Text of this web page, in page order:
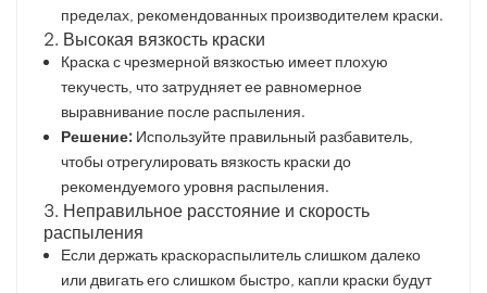
пределах, рекомендованных производителем краски.
2. Высокая вязкость краски
Краска с чрезмерной вязкостью имеет плохую
текучесть, что затрудняет ее равномерное
выравнивание после распыления.
Решение: Используйте правильный разбавитель,
чтобы отрегулировать вязкость краски до
рекомендуемого уровня распыления.
3. Неправильное расстояние и скорость
распыления
Если держать краскораспылитель слишком далеко
или двигать его слишком быстро, капли краски будут